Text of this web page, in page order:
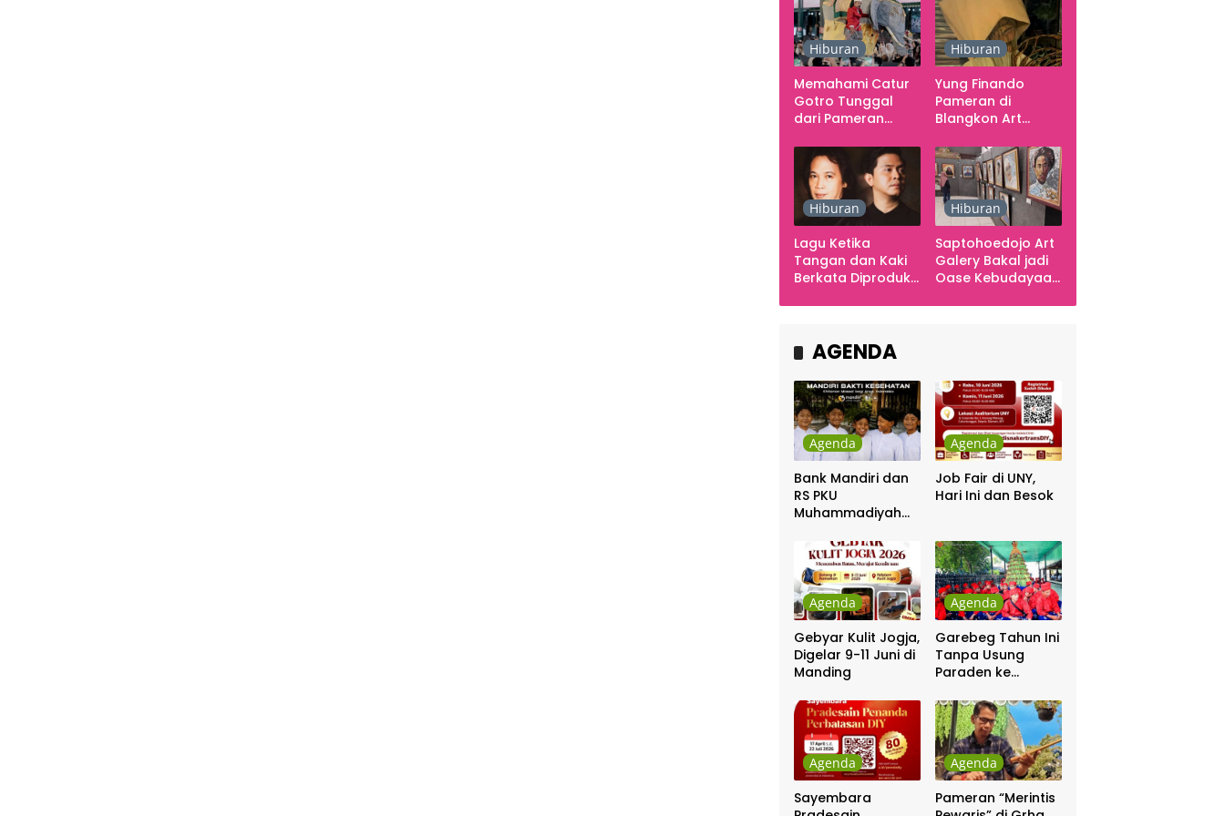
Hiburan
Memahami Catur
Gotro Tunggal
dari Pameran
Smarabawana
Hiburan
Yung Finando
Pameran di
Blangkon Art
Ingatan dan Emosi
Hiburan
Lagu Ketika
Tangan dan Kaki
Berkata Diproduksi
Hiburan
Saptohoedojo Art
Galery Bakal jadi
Oase Kebudayaan
AGENDA
Agenda
Bank Mandiri dan
RS PKU
Muhammadiyah
Gratis
Agenda
Job Fair di UNY,
Hari Ini dan Besok
Agenda
Gebyar Kulit Jogja,
Digelar 9-11 Juni di
Manding
Agenda
Garebeg Tahun Ini
Tanpa Usung
Paraden ke
Pakualaman
Agenda
Sayembara
Agenda
Pameran “Merintis